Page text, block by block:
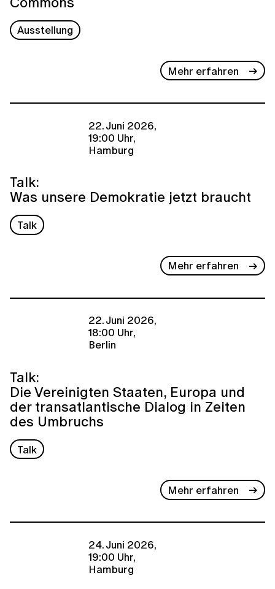
Ausstellung
Mehr erfahren
22. Juni 2026,
19:00 Uhr,
Hamburg
Talk:
Was unsere Demokratie jetzt braucht
Talk
Mehr erfahren
22. Juni 2026,
18:00 Uhr,
Berlin
Talk:
Die Vereinigten Staaten, Europa und
der transatlantische Dialog in Zeiten
des Umbruchs
Talk
Mehr erfahren
24. Juni 2026,
19:00 Uhr,
Hamburg